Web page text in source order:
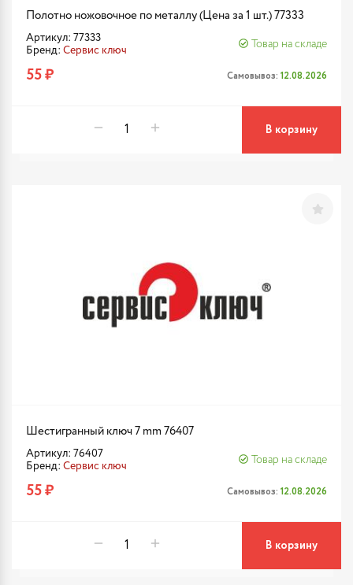
Полотно ножовочное по металлу (Цена за 1 шт.) 77333
Артикул: 77333
Бренд: Сервис ключ
Товар на складе
55 ₽ Самовывоз: 12.08.2026
В корзину
Шестигранный ключ 7 mm 76407
Артикул: 76407
Бренд: Сервис ключ
Товар на складе
55 ₽ Самовывоз: 12.08.2026
В корзину